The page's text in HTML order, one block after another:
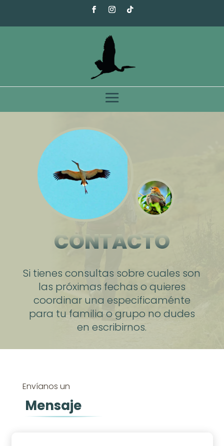
CONTACTO
Si tienes consultas sobre cuales son
las próximas fechas o quieres
coordinar una especificaménte
para tu familia o grupo no dudes
en escribirnos.
Envíanos un
Mensaje